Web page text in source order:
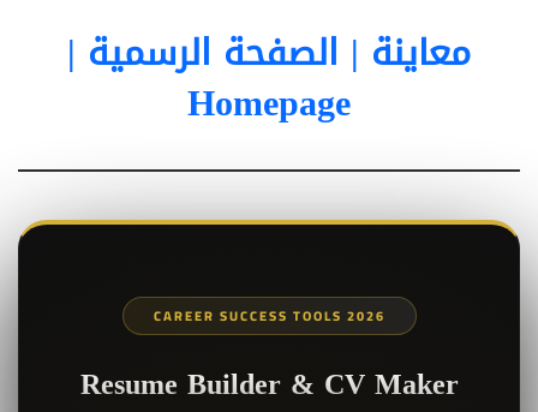
معاينة | الصفحة الرسمية |
Homepage
CAREER SUCCESS TOOLS 2026
Resume Builder & CV Maker